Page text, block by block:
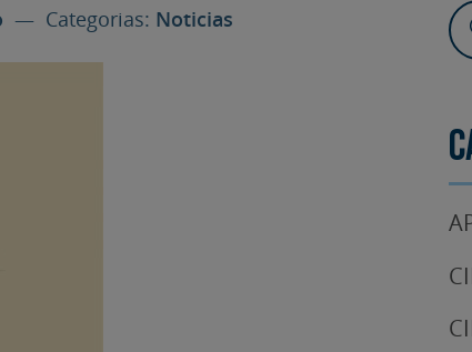
— Categorias: Noticias